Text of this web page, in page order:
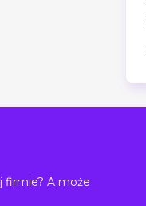
firmie? A może